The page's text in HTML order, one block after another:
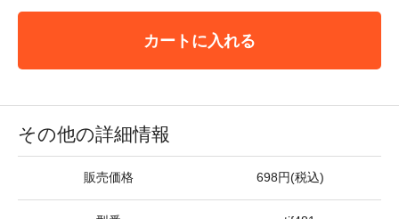
カートに入れる
その他の詳細情報
販売価格 698円(税込)